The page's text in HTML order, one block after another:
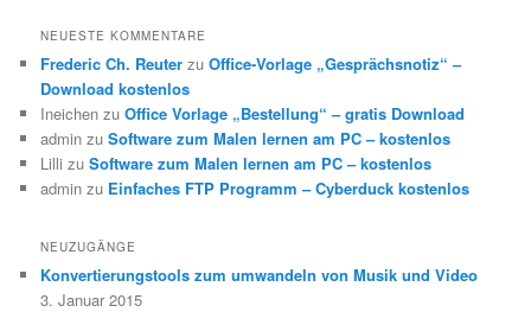
NEUESTE KOMMENTARE
Frederic Ch. Reuter zuOffice-Vorlage „Gesprächsnotiz“ –
Download kostenlos
Ineichen zuOffice Vorlage „Bestellung“ – gratis Download
admin zuSoftware zum Malen lernen am PC – kostenlos
Lilli zuSoftware zum Malen lernen am PC – kostenlos
admin zu Einfaches FTP Programm – Cyberduck kostenlos
NEUZUGÄNGE
Konvertierungstools zum umwandeln von Musik und Video
3. Januar 2015